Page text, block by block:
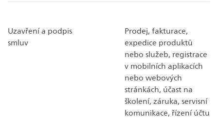
Uzavření a podpis
smluv
Prodej, fakturace,
expedice produktů
nebo služeb, registrace
v mobilních aplikacích
nebo webových
stránkách, účast na
školení, záruka, servisní
komunikace, řízení účtu